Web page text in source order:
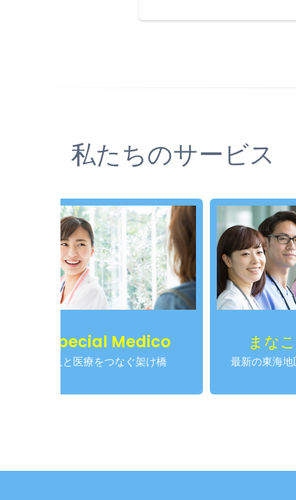
私たちのサービス
Medico
つなぐ架け橋
まなこせんせい
最新の東海地区の医師求人情報